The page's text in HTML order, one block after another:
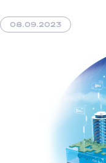
08.09.2023